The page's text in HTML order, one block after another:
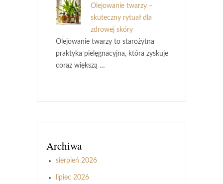
Olejowanie twarzy –
skuteczny rytuał dla
zdrowej skóry
Olejowanie twarzy to starożytna
praktyka pielęgnacyjna, która zyskuje
coraz większą …
Archiwa
sierpień 2026
lipiec 2026